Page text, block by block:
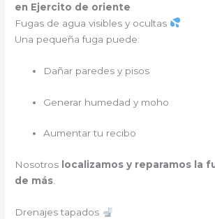
en Ejercito de oriente
Fugas de agua visibles y ocultas
Una pequeña fuga puede:
Dañar paredes y pisos
Generar humedad y moho
Aumentar tu recibo
Nosotros localizamos y reparamos la
de más.
Drenajes tapados